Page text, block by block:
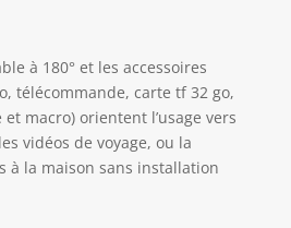
via un câble USB
externe de haute
réduction du bruit
un
audio clair afin de
véritable son.
BLUETOOTH
à 180° et les accessoires
télécommande, carte tf 32 go,
macro) orientent l’usage vers
vidéos de voyage, ou la
à la maison sans installation